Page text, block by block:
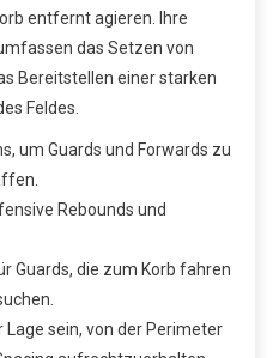
entfernt agieren. Ihre
das Setzen von
Bereitstellen einer starken
Feldes.
um Guards und Forwards zu
Rebounds und
Guards, die zum Korb fahren
Lage sein, von der Perimeter